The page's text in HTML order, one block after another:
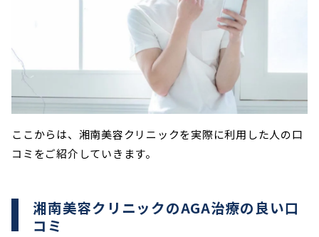
ここからは、湘南美容クリニックを実際に利用した人の口
コミをご紹介していきます。
湘南美容クリニックのAGA治療の良い口
コミ